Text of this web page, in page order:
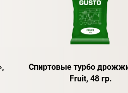
Спиртовые турбо
Fruit, 48 гр.